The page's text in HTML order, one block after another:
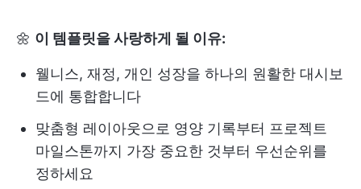
🌼 이 템플릿을 사랑하게 될 이유:
웰니스, 재정, 개인 성장을 하나의 원활한 대시보
드에 통합합니다
맞춤형 레이아웃으로 영양 기록부터 프로젝트
마일스톤까지 가장 중요한 것부터 우선순위를
정하세요